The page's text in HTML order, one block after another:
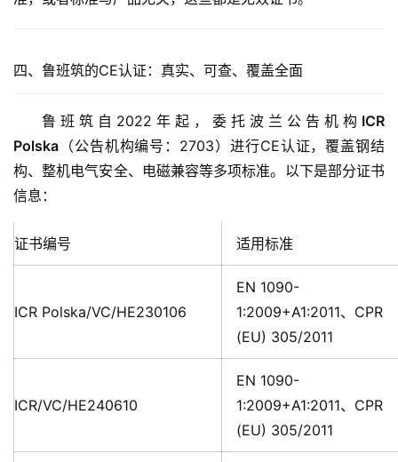
娱
房
产
具
婴
子
女
时
四、鲁班筑的CE认证：真实、可查、覆盖全面
鲁班筑自2022年起，委托波兰公告机构 ICR
Polska （公告机构编号：2703）进行CE认证，覆盖钢结
构、整机电气安全、电磁兼容等多项标准。以下是部分证书
信息：
证书编号 适用标准
ICR Polska/VC/HE230106
EN 1090-
1:2009+A1:2011、CPR
(EU) 305/2011
ICR/VC/HE240610
EN 1090-
1:2009+A1:2011、CPR
(EU) 305/2011